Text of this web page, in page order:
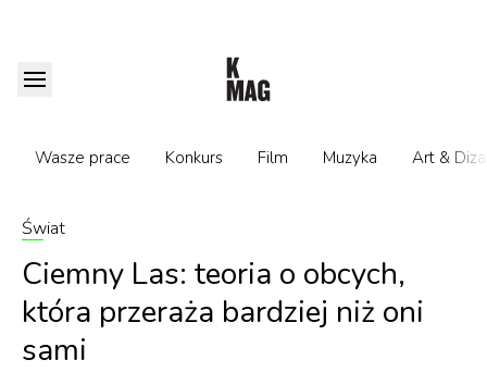
Wasze prace Konkurs Film Muzyka Art &
Świat
Ciemny Las: teoria o obcych,
która przeraża bardziej niż oni
sami